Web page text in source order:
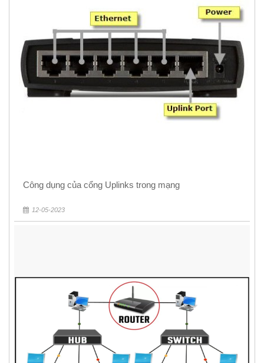
Công dụng của cổng Uplinks trong mạng
12-05-2023